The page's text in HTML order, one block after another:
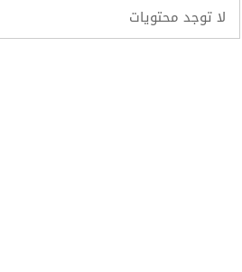
لا توجد محتويات